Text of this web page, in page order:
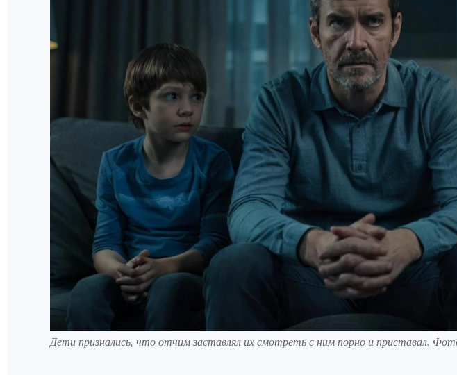
Дети признались, что отчим заставлял их смотреть с ним порно и приставал.